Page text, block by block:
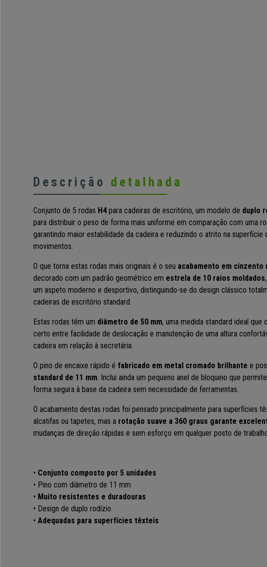
Descrição detalhada
Conjunto de 5 rodas H4 para cadeiras de escritório, um modelo de duplo
para distribuir o peso de forma mais uniforme em comparação com uma
garantindo maior estabilidade da cadeira e reduzindo o atrito na superfície
movimentos.
O que torna estas rodas mais originais é o seu acabamento em cinzento
decorado com um padrão geométrico em estrela de 10 raios moldados
um aspeto moderno e desportivo, distinguindo-se do design clássico
cadeiras de escritório standard.
Estas rodas têm um diâmetro de 50 mm, uma medida standard ideal que
certo entre facilidade de deslocação e manutenção de uma altura
cadeira em relação à secretária.
O pino de encaixe rápido é fabricado em metal cromado brilhante e
standard de 11 mm. Inclui ainda um pequeno anel de bloqueio que
forma segura à base da cadeira sem necessidade de ferramentas.
O acabamento destas rodas foi pensado principalmente para superfícies
alcatifas ou tapetes, mas a rotação suave a 360 graus garante
mudanças de direção rápidas e sem esforço em qualquer posto de
• Conjunto composto por 5 unidades
• Pino com diâmetro de 11 mm
• Muito resistentes e duradouras
• Design de duplo rodízio
• Adequadas para superfícies têxteis